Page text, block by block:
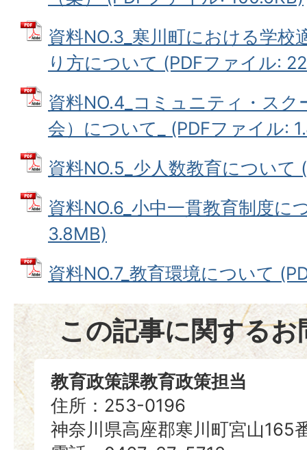
資料NO.3_寒川町における学校
り方について (PDFファイル:
資料NO.4_コミュニティ・スク
会）について_ (PDFファイル:
資料NO.5_少人数教育について
資料NO.6_小中一貫教育制度に
3.8MB)
資料NO.7_教育環境について
この記事に関するお
教育政策課教育政策担当
住所：253-0196
神奈川県高座郡寒川町宮山165